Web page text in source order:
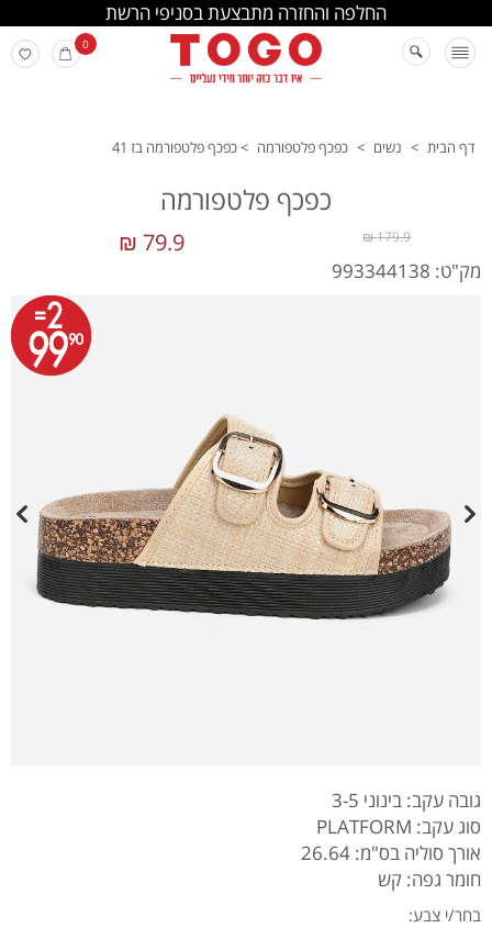
החלפה והחזרה מתבצעת בסניפי הרשת
0
דף הבית > נשים > כפכף פלטפורמה >כפכף פלטפורמה בז 41
כפכף פלטפורמה
79.9 ₪ 179.9 ₪
מק"ט: 993344138
גובה עקב: בינוני 3-5
סוג עקב: PLATFORM
אורך סוליה בס"מ: 26.64
חומר גפה: קש
בחר/י צבע: